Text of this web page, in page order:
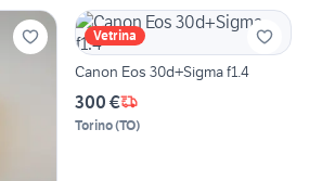
Vetrina
Canon Eos 30d+Sigma f1.4
300 €
Torino(TO)